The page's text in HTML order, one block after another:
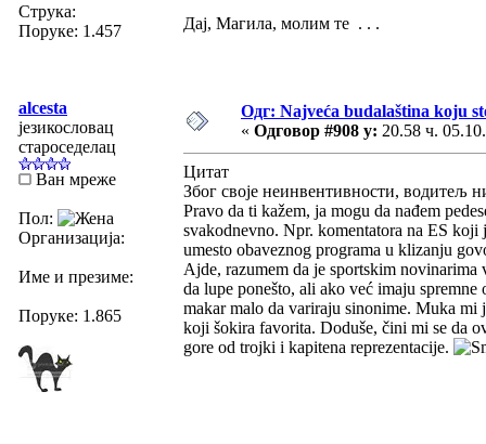
Струка:
Поруке: 1.457
Дај, Магила, молим те . . .
alcesta
језикословац
староседелац
Ван мреже
Пол:
Организација:
Име и презиме:
Поруке: 1.865
Одг: Najveća budalaština koju
« Одговор #908 у: 20.58 ч.
Цитат
Због своје неинвентивности, водитељ
Pravo da ti kažem, ja mogu da nađem
svakodnevno. Npr. komentatora na ES
umesto obaveznog programa u klizanju
Ajde, razumem da je sportskim novinarima
da lupe ponešto, ali ako već imaju
makar malo da variraju sinonime. Muka mi
koji šokira favorita. Doduše, čini mi se da
gore od trojki i kapitena reprezentacije.